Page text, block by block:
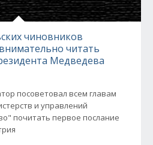
чиновников
читать
Медведева
посоветовал всем главам
и управлений
почитать первое послание